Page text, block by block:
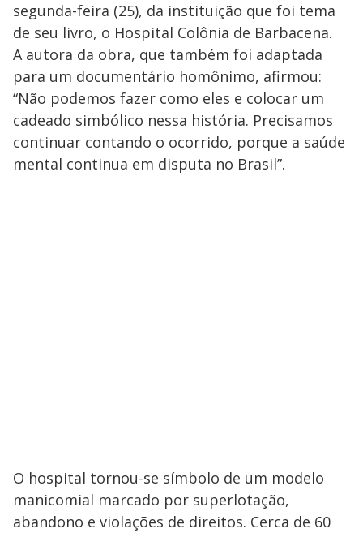
segunda-feira (25), da instituição que foi tema
de seu livro, o Hospital Colônia de Barbacena.
A autora da obra, que também foi adaptada
para um documentário homônimo, afirmou:
“Não podemos fazer como eles e colocar um
cadeado simbólico nessa história. Precisamos
continuar contando o ocorrido, porque a saúde
mental continua em disputa no Brasil”.
O hospital tornou-se símbolo de um modelo
manicomial marcado por superlotação,
abandono e violações de direitos. Cerca de 60